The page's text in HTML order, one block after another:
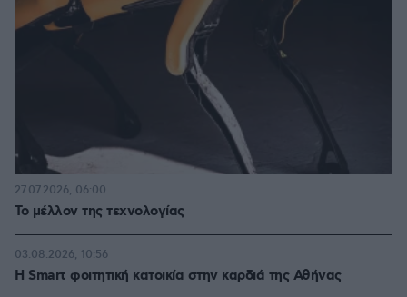
Το μέλλον της τεχνολογίας
27.07.2026, 06:00
Η Smart φοιτητική κατοικία στην καρδιά της Αθήνας
03.08.2026, 10:56